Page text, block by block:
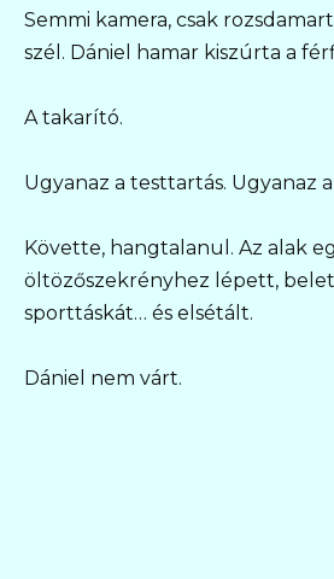
Semmi kamera, csak
szél. Dániel hamar kiszúrta a
A takarító.
Ugyanaz a testtartás. Ugyanaz
Követte, hangtalanul. Az alak
öltözőszekrényhez lépett,
sporttáskát… és elsétált.
Dániel nem várt.